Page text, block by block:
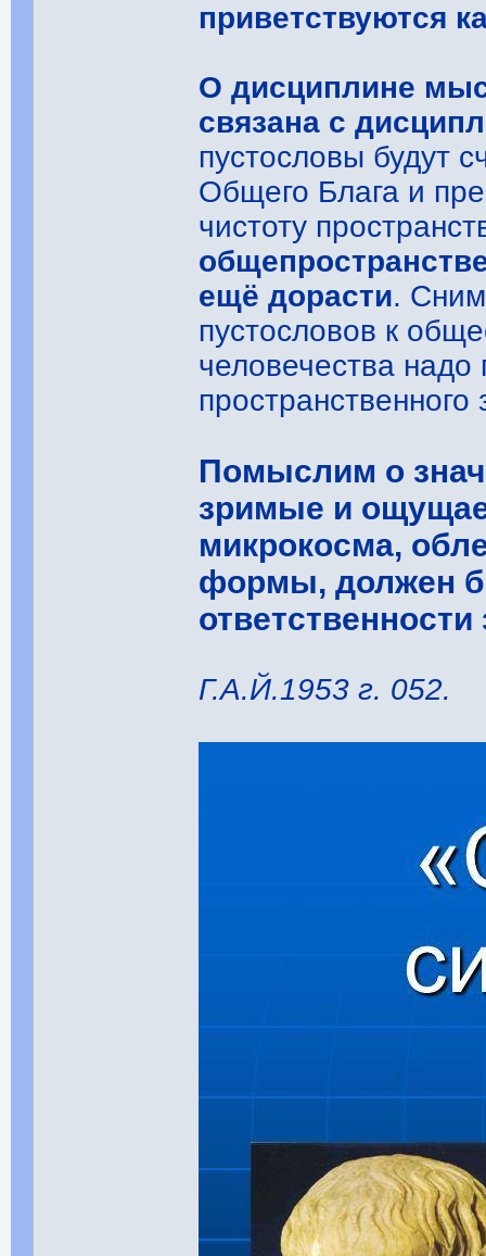
приветствуются
О дисциплине
связана с
пустословы будут
Общего Блага и
чистоту
ещё дорасти.
пустословов к
человечества
Помыслим о
зримые и
микрокосма,
формы, должен
Г.А.Й.1953 г. 052.